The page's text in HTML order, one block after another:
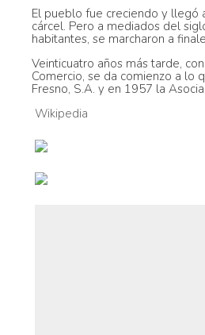
El pueblo fue creciendo y llegó
cárcel. Pero a mediados del
habitantes, se marcharon a
Veinticuatro años más tarde,
Comercio, se da comienzo a lo
Fresno, S.A. y en 1957 la
Wikipedia